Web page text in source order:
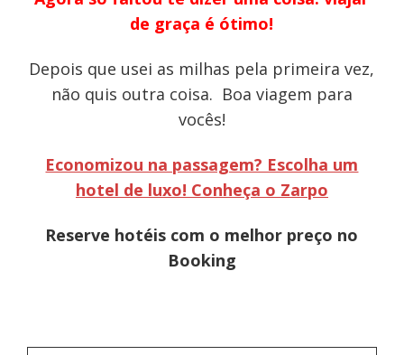
de graça é ótimo!
Depois que usei as milhas pela primeira vez,
não quis outra coisa. Boa viagem para
vocês!
Economizou na passagem? Escolha um
hotel de luxo! Conheça o Zarpo
Reserve hotéis com o melhor preço no
Booking